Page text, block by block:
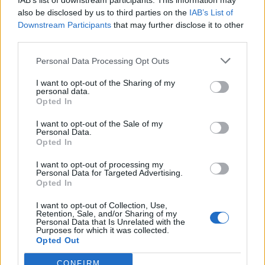
also be disclosed by us to third parties on the IAB’s List of
Downstream Participants that may further disclose it to other
Personal Data Processing Opt Outs
I want to opt-out of the Sharing of my
personal data.
Opted In
I want to opt-out of the Sale of my
Personal Data.
Opted In
I want to opt-out of processing my
Personal Data for Targeted Advertising.
Opted In
I want to opt-out of Collection, Use,
Retention, Sale, and/or Sharing of my
Personal Data that Is Unrelated with the
Purposes for which it was collected.
Opted Out
CONFIRM